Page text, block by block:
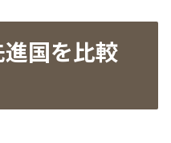
国を比較